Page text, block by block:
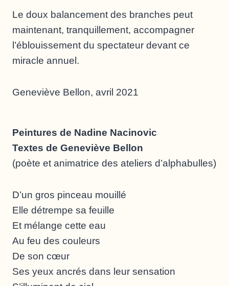
Le doux balancement des branches peut
maintenant, tranquillement, accompagner
l’éblouissement du spectateur devant ce
miracle annuel.
Geneviève Bellon, avril 2021
Peintures de Nadine Nacinovic
Textes de Geneviève Bellon
(poète et animatrice des ateliers d’alphabulles)
D’un gros pinceau mouillé
Elle détrempe sa feuille
Et mélange cette eau
Au feu des couleurs
De son cœur
Ses yeux ancrés dans leur sensation